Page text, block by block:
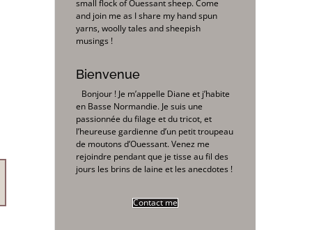
small flock of Ouessant sheep. Come
and join me as I share my hand spun
yarns, woolly tales and sheepish
musings !
Bienvenue
Bonjour ! Je m’appelle Diane et j’habite
en Basse Normandie. Je suis une
passionnée du filage et du tricot, et
l’heureuse gardienne d’un petit troupeau
de moutons d’Ouessant. Venez me
rejoindre pendant que je tisse au fil des
jours les brins de laine et les anecdotes !
Contact me